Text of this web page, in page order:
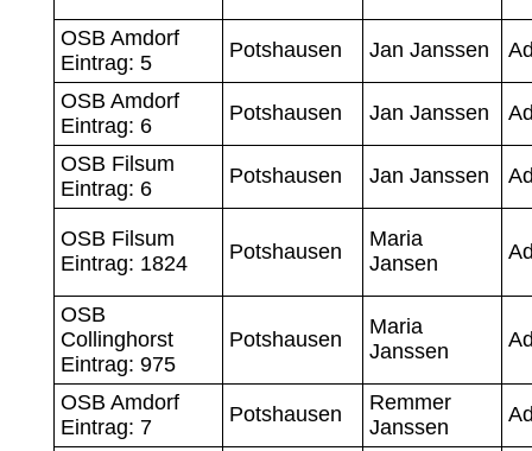
OSB Amdorf
Eintrag: 5
Potshausen Jan Janssen
OSB Amdorf
Eintrag: 6
Potshausen Jan Janssen
OSB Filsum
Eintrag: 6
Potshausen Jan Janssen
OSB Filsum
Eintrag: 1824
Potshausen
Maria
Jansen
OSB
Collinghorst
Eintrag: 975
Potshausen
Maria
Janssen
OSB Amdorf
Eintrag: 7
Potshausen
Remmer
Janssen